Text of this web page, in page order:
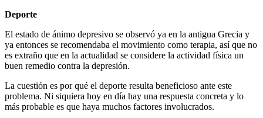
Deporte
El estado de ánimo depresivo se observó ya en la antigua Grecia y
ya entonces se recomendaba el movimiento como terapia, así que no
es extraño que en la actualidad se considere la actividad física un
buen remedio contra la depresión.
La cuestión es por qué el deporte resulta beneficioso ante este
problema. Ni siquiera hoy en día hay una respuesta concreta y lo
más probable es que haya muchos factores involucrados.